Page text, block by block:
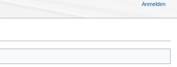
Anmelden